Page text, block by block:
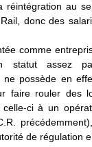
réintégration au
donc des
comme
assez
ne possède en
faire rouler des
ci à un
de régulation